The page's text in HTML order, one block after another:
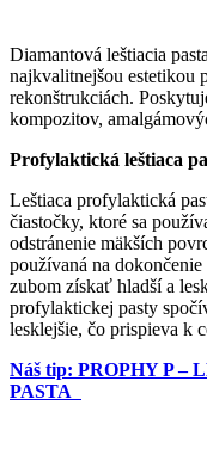
Diamantová leštiacia
najkvalitnejšou estetikou
rekonštrukciách.
kompozitov,
Profylaktická leštiaca
Leštiaca profylaktická
čiastočky, ktoré sa
odstránenie mäkších
používaná na
zubom získať hladší a
profylaktickej pasty
lesklejšie, čo prispieva k
Náš tip: PROPHY P
PASTA